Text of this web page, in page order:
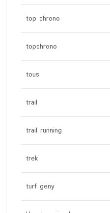
top chrono
topchrono
tous
trail
trail running
trek
turf geny